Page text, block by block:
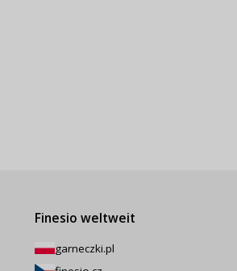
Finesio weltweit
garneczki.pl